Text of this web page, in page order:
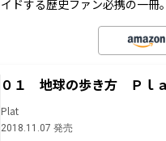
イドする歴史ファン必携の一冊。
０１ 地球の歩き方 Ｐｌ
Plat
2018.11.07 発売